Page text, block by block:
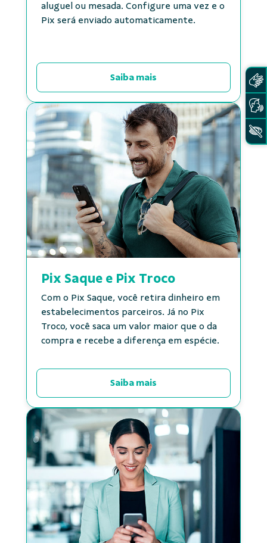
aluguel ou mesada. Configure uma vez e o
Pix será enviado automaticamente.
Saiba mais
Pix Saque e Pix Troco
Com o Pix Saque, você retira dinheiro em
estabelecimentos parceiros. Já no Pix
Troco, você saca um valor maior que o da
compra e recebe a diferença em espécie.
Saiba mais